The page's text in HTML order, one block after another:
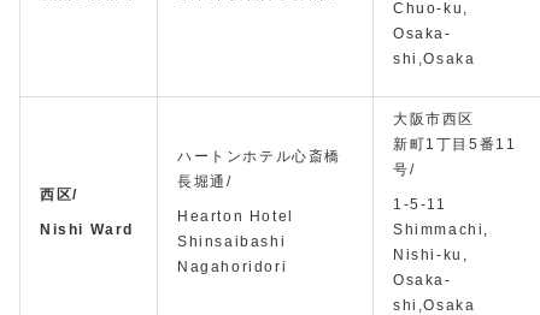
Chuo-ku,
Osaka-
shi,Osaka
西区/
Nishi Ward
ハートンホテル心斎橋
長堀通/
Hearton Hotel
Shinsaibashi
Nagahoridori
大阪市西区
新町1丁目5番11
号/
1-5-11
Shimmachi,
Nishi-ku,
Osaka-
shi,Osaka